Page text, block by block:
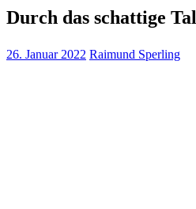
Durch das schattige Tal
26. Januar 2022 Raimund Sperling